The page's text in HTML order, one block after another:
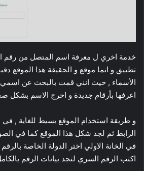
خدمة اخري ل معرفة اسم المتصل من رقم
تطبيق و انما موقع و الحقيقة هذا الموقع
الأسماء , حيث انني قمت بالبحث عن
اعرفها بأرقام جديدة و اخرج الاسم بشكل
و طريقة استخدام الموقع بسيط للغاية , في
الرابط ثم لجد شكل هذا الموقع كما في
في الخانة الاولي اختر الدولة الخاصة
اكتب الرقم السري لتجد بيانات الرقم